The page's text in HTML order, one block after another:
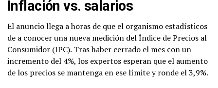
Inflación vs. salarios
El anuncio llega a horas de que el organismo estadísticos
de a conocer una nueva medición del Índice de Precios al
Consumidor (IPC). Tras haber cerrado el mes con un
incremento del 4%, los expertos esperan que el aumento
de los precios se mantenga en ese límite y ronde el 3,9%.